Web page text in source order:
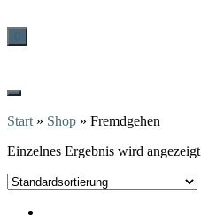
Start » Shop » Fremdgehen
Einzelnes Ergebnis wird angezeigt